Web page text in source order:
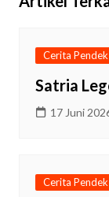
Cerita Pendek
Satria
17 Juni
Cerita Pendek